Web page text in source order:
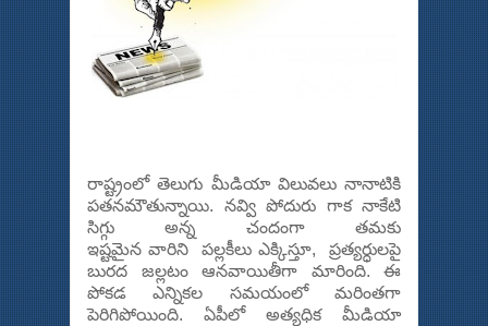
రాష్ట్రంలో తెలుగు మీడియా విలువ‌లు నానాటికి
ప‌త‌న‌మౌతున్నాయి. న‌వ్వి పోదురు గాక నాకేటి
సిగ్గు అన్న చందంగా తమకు
ఇష్టమైన వారిని ప‌ల్ల‌కీలు ఎక్కిస్తూ, ప్ర‌త్య‌ర్ధుల‌పై
బుర‌ద జ‌ల్ల‌టం ఆనవాయితీగా మారింది. ఈ
పోక‌డ ఎన్నిక‌ల స‌మ‌యంలో మ‌రింత‌గా
పెరిగిపోయింది. ఏపీలో అత్య‌ధిక మీడియా